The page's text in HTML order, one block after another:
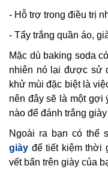
- Hỗ trợ trong điều trị
- Tẩy trắng quần áo,
Mặc dù baking soda
nhiên nó lại được sử
khử mùi đặc biệt là
nên đây sẽ là một gợi
nào để đánh trắng
Ngoài ra bạn có thể
giày để tiết kiệm thời
vết bẩn trên giày của